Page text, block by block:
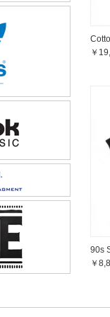
￥
90s
￥